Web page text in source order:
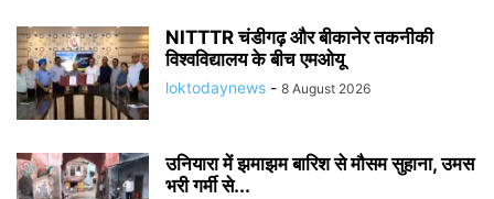
NITTTR चंडीगढ़ और बीकानेर तकनीकी
विश्वविद्यालय के बीच एमओयू
loktodaynews - 8 August 2026
उनियारा में झमाझम बारिश से मौसम सुहाना, उमस
भरी गर्मी से...